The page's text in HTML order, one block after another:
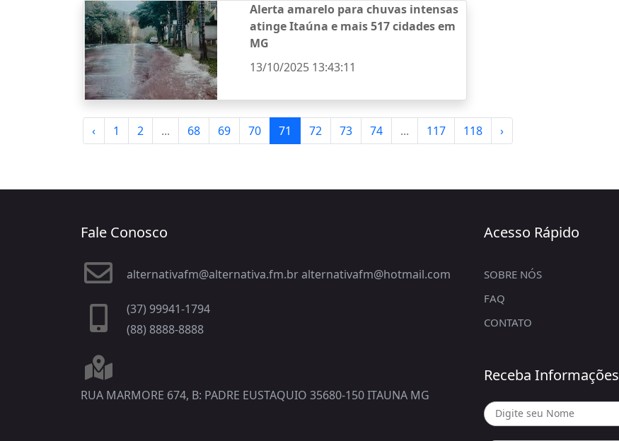
Alerta amarelo para chuvas intensas
atinge Itaúna e mais 517 cidades em
MG
13/10/2025 13:43:11
‹ 1 2 ... 68 69 70 71 72 73 74 ... 117 118 ›
Fale Conosco
alternativafm@alternativa.fm.br alternativafm@hotmail.com
(37) 99941-1794
(88) 8888-8888
RUA MARMORE 674, B: PADRE EUSTAQUIO 35680-150 ITAUNA MG
Acesso Rápido
SOBRE NÓS
FAQ
CONTATO
Receba Informações